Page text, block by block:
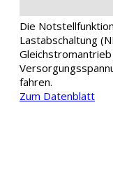
Die
Lastabschaltung
fahren.
Zum Datenblatt